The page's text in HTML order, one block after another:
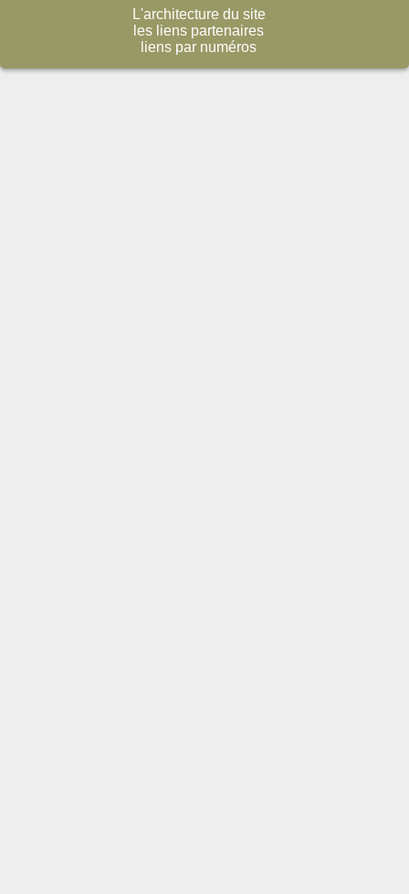
L'architecture du site
les liens partenaires
liens par numéros